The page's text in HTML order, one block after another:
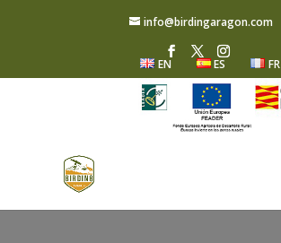
info@birdingaragon.com
EN ES FR